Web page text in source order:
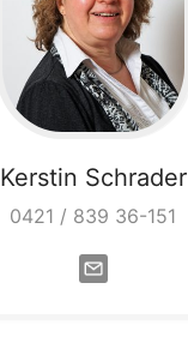
Kerstin Schrader
0421 / 839 36-151